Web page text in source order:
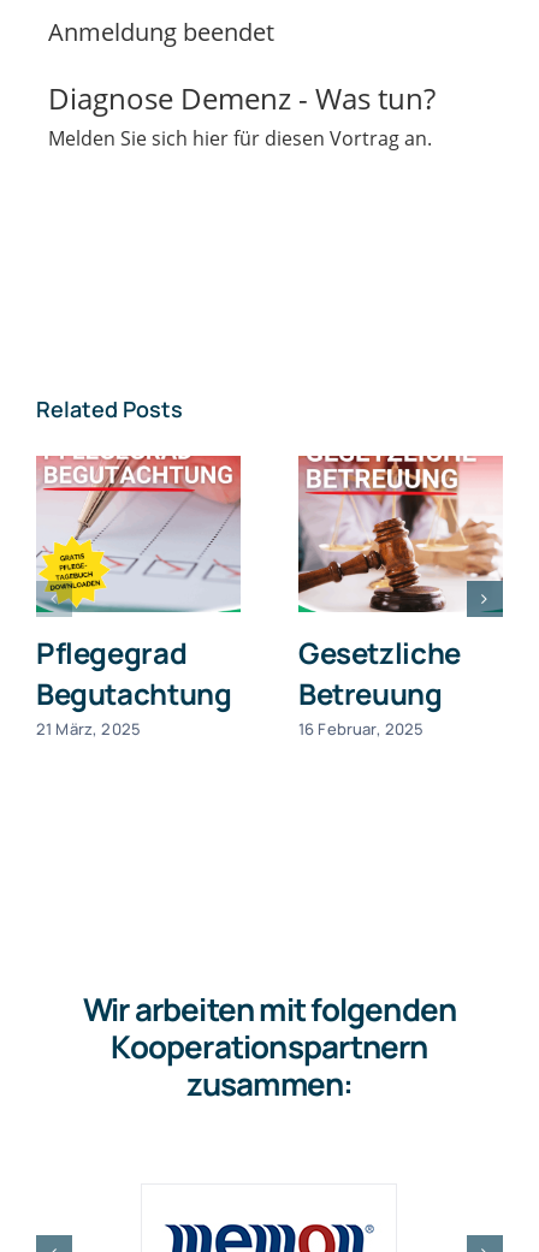
Related Posts
Pflegegrad
Begutachtung
21 März, 2025
Gesetzliche
Betreuung
16 Februar, 2025
Wir arbeiten mit folgenden
Kooperationspartnern
zusammen: